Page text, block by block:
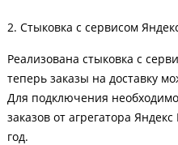
2. Стыковка с сервисом
Реализована стыковка с
теперь заказы на доставку
Для подключения
заказов от агрегатора
год.